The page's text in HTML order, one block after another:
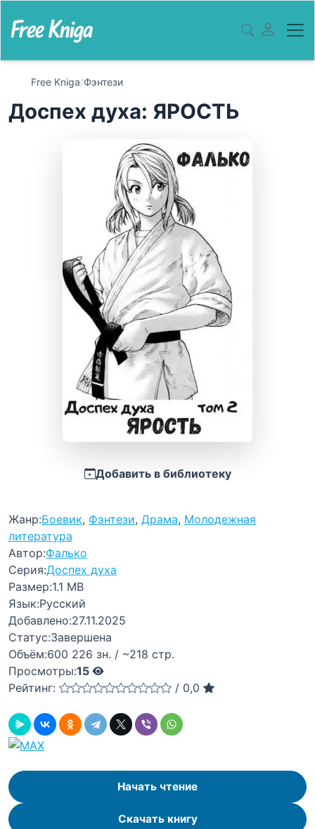
Free Kniga/Фэнтези
Доспех духа: ЯРОСТЬ
Добавить в библиотеку
Жанр:Боевик, Фэнтези, Драма, Молодежная
литература
Автор:Фалько
Серия:Доспех духа
Размер:1.1 MB
Язык:Русский
Добавлено:27.11.2025
Статус:Завершена
Объём:600 226 зн. / ~218 стр.
Просмотры:15
Рейтинг:
/ 0,0
Начать чтение
Скачать книгу